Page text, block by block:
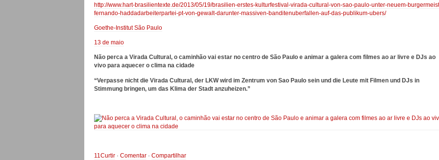
http://www.hart-brasilientexte.de/2013/05/19/brasilien-erstes-kulturfestival-virada-cultural-von-sao-paulo-unter-neuem-
fernando-haddadarbeiterpartei-pt-von-gewalt-darunter-massiven-banditenuberfallen-auf-das-publikum-ubers/
Goethe-Institut São Paulo
13 de maio
Não perca a Virada Cultural, o caminhão vai estar no centro de São Paulo e animar a galera com filmes ao ar livre e DJs ao
vivo para aquecer o clima na cidade
“Verpasse nicht die Virada Cultural, der LKW wird im Zentrum von Sao Paulo sein und die Leute mit Filmen und DJs in
Stimmung bringen, um das Klima der Stadt anzuheizen.”
11Curtir · Comentar · Compartilhar